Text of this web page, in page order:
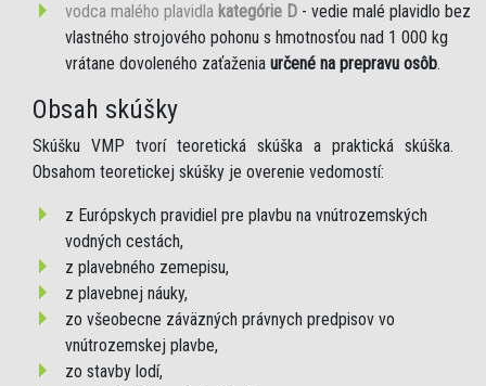
vodca malého plavidla kategórie D - vedie malé plavidlo bez
vlastného strojového pohonu s hmotnosťou nad 1 000 kg
vrátane dovoleného zaťaženia určené na prepravu osôb.
Obsah skúšky
Skúšku VMP tvorí teoretická skúška a praktická skúška.
Obsahom teoretickej skúšky je overenie vedomostí:
z Európskych pravidiel pre plavbu na vnútrozemských
vodných cestách,
z plavebného zemepisu,
z plavebnej náuky,
zo všeobecne záväzných právnych predpisov vo
vnútrozemskej plavbe,
zo stavby lodí,